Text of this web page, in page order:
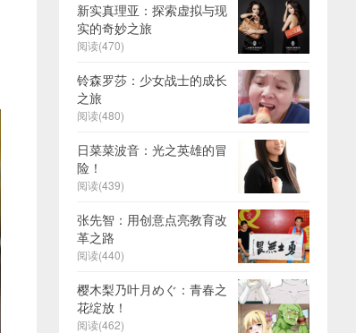
新实真理亚：探索虚拟与现
实的奇妙之旅
阅读(470)
铃森罗莎：少女战士的成长
之旅
阅读(480)
日菜菜波音：光之英雄的冒
险！
阅读(439)
张先智：用创意点亮教育改
革之路
阅读(440)
樱木梨乃叶月めぐ：青春之
花绽放！
阅读(462)